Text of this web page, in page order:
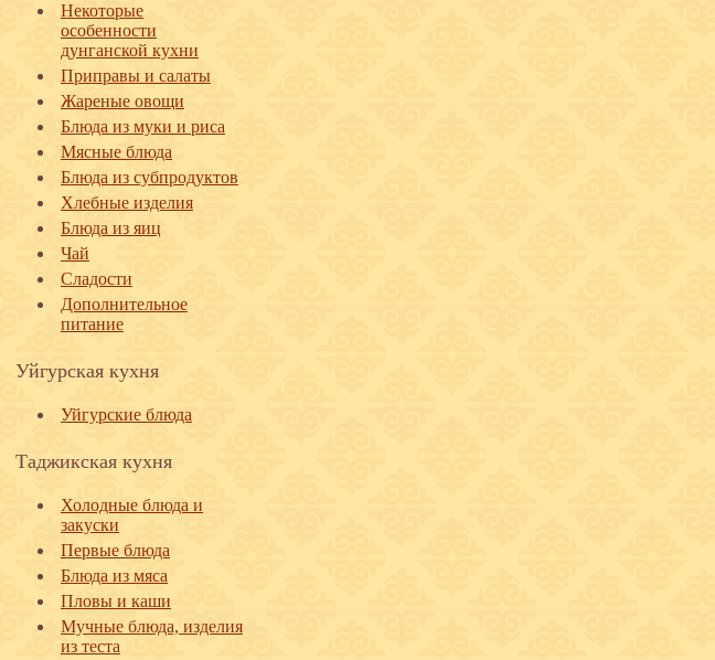
Некоторые
особенности
дунганской кухни
Приправы и салаты
Жареные овощи
Блюда из муки и риса
Мясные блюда
Блюда из субпродуктов
Хлебные изделия
Блюда из яиц
Чай
Сладости
Дополнительное
питание
Уйгурская кухня
Уйгурские блюда
Таджикская кухня
Холодные блюда и
закуски
Первые блюда
Блюда из мяса
Пловы и каши
Мучные блюда, изделия
из теста